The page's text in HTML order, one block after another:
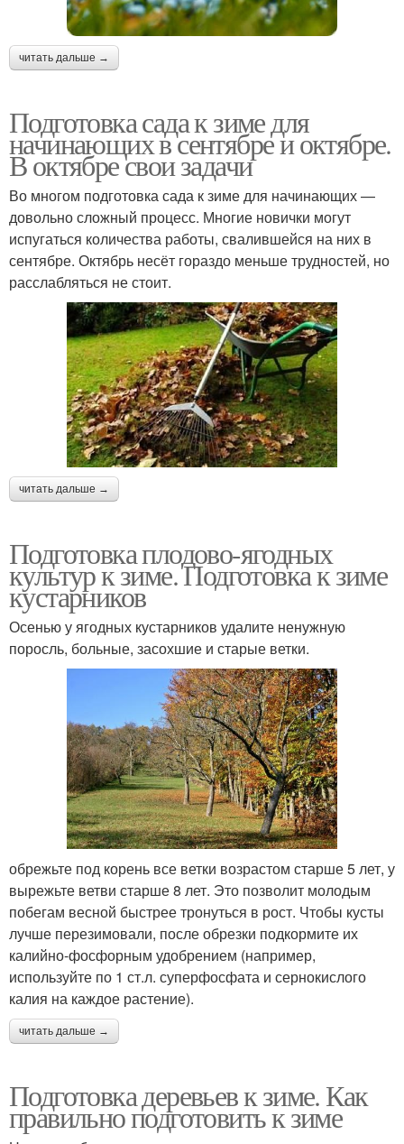
читать дальше →
Подготовка сада к зиме для
начинающих в сентябре и октябре.
В октябре свои задачи
Во многом подготовка сада к зиме для начинающих —
довольно сложный процесс. Многие новички могут
испугаться количества работы, свалившейся на них в
сентябре. Октябрь несёт гораздо меньше трудностей, но
расслабляться не стоит.
читать дальше →
Подготовка плодово-ягодных
культур к зиме. Подготовка к зиме
кустарников
Осенью у ягодных кустарников удалите ненужную
поросль, больные, засохшие и старые ветки.
обрежьте под корень все ветки возрастом старше 5 лет, у
вырежьте ветви старше 8 лет. Это позволит молодым
побегам весной быстрее тронуться в рост. Чтобы кусты
лучше перезимовали, после обрезки подкормите их
калийно-фосфорным удобрением (например,
используйте по 1 ст.л. суперфосфата и сернокислого
калия на каждое растение).
читать дальше →
Подготовка деревьев к зиме. Как
правильно подготовить к зиме